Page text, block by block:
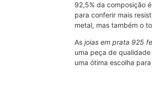
92,5% da composição
para conferir mais
metal, mas também o
As joias em prata 925
uma peça de
uma ótima escolha